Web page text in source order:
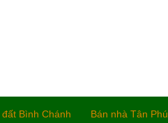
đất Bình Chánh Bán nhà Tân Phú